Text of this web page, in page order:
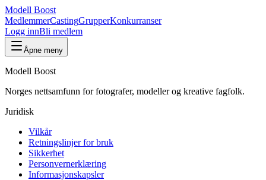
Modell Boost
MedlemmerCastingGrupperKonkurranser
Logg innBli medlem
Åpne meny
Modell Boost
Norges nettsamfunn for fotografer, modeller og kreative fagfolk.
Juridisk
Vilkår
Retningslinjer for bruk
Sikkerhet
Personvernerklæring
Informasjonskapsler